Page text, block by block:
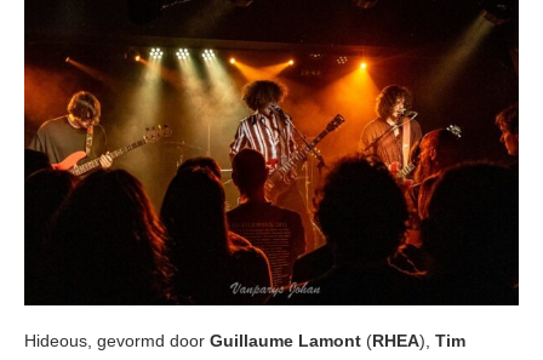
Hideous, gevormd door Guillaume Lamont (RHEA), Tim